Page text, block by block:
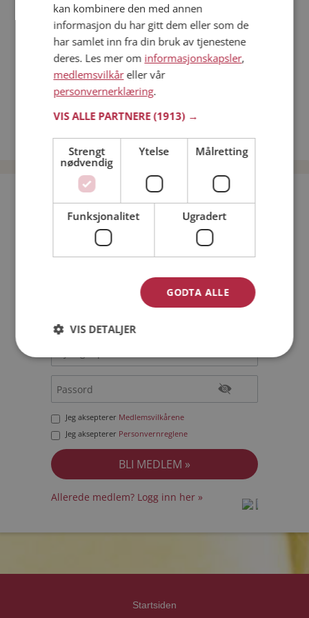
Dating på mobilen
Dating på Møteplassen
Nettdatingtips
Match Making på Møteplassen
Single synes
Date kvinner i Norge
Date menn i Norge
Bli medlem gratis!
Kvinne
Jeg aksepterer Medlemsvilkårene
Jeg aksepterer Personvernreglene
Allerede medlem? Logg inn her »
Startsiden
kan kombinere den med annen
informasjon du har gitt dem eller som de
har samlet inn fra din bruk av tjenestene
deres. Les mer om informasjonskapsler,
medlemsvilkåreller vår
personvernerklæring.
VIS ALLE PARTNERE(1913) →
Strengt
nødvendig
Ytelse Målretting
Funksjonalitet Ugradert
GODTA ALLE
VIS DETALJER